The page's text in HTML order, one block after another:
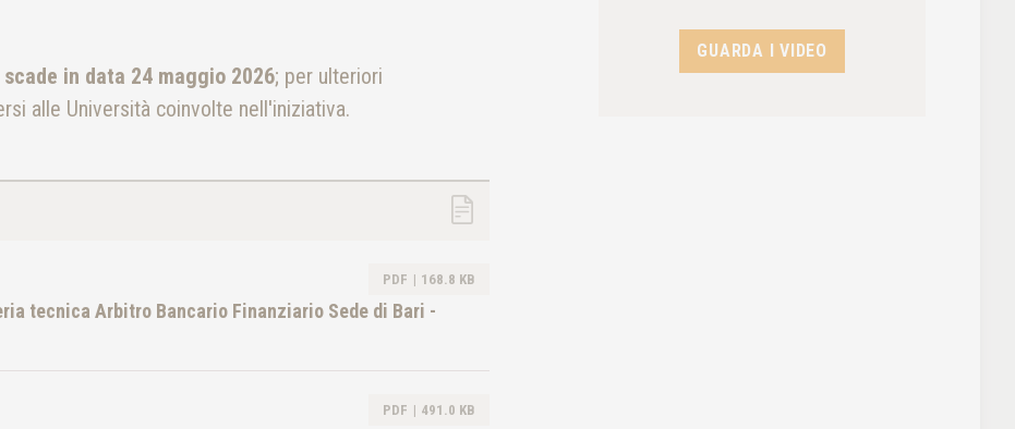
scade in data 24 maggio 2026; per ulteriori
alle Università coinvolte nell'iniziativa.
tecnica Arbitro Bancario Finanziario Sede di Bari -
PDF 168.8 KB
PDF 491.0 KB
GUARDA I VIDEO